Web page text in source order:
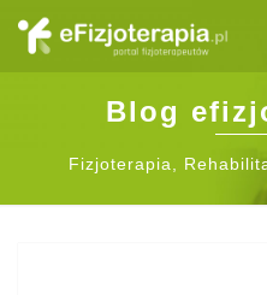
Blog
Fizjoterapia,